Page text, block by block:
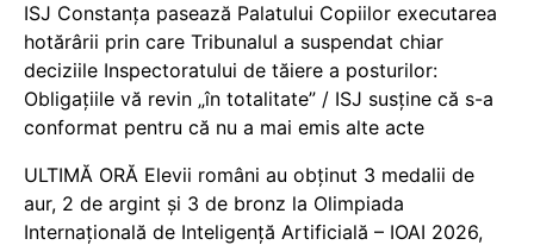
ISJ Constanța pasează Palatului Copiilor executarea
hotărârii prin care Tribunalul a suspendat chiar
deciziile Inspectoratului de tăiere a posturilor:
Obligațiile vă revin „în totalitate” / ISJ susține că s-a
conformat pentru că nu a mai emis alte acte
ULTIMĂ ORĂ Elevii români au obținut 3 medalii de
aur, 2 de argint și 3 de bronz la Olimpiada
Internațională de Inteligență Artificială – IOAI 2026,